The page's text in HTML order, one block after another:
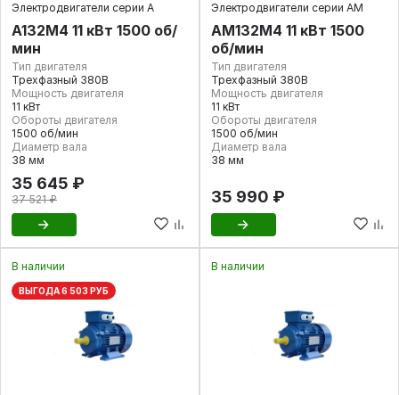
Электродвигатели серии А
А132M4 11 кВт 1500 об/
мин
Тип двигателя
Трехфазный 380В
Мощность двигателя
11 кВт
Обороты двигателя
1500 об/мин
Диаметр вала
38 мм
35 645 ₽
37 521 ₽
Электродвигатели серии АМ
АМ132М4 11 кВт 1500
об/мин
Тип двигателя
Трехфазный 380В
Мощность двигателя
11 кВт
Обороты двигателя
1500 об/мин
Диаметр вала
38 мм
35 990 ₽
В наличии
ВЫГОДА 6 503 РУБ
В наличии